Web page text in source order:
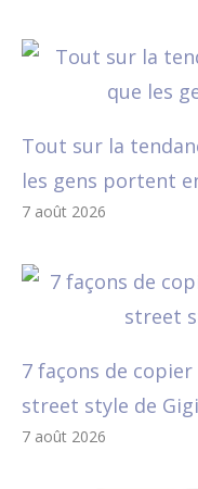
Tout sur la
les gens portent
7 août 2026
7 façons de
street style de
7 août 2026